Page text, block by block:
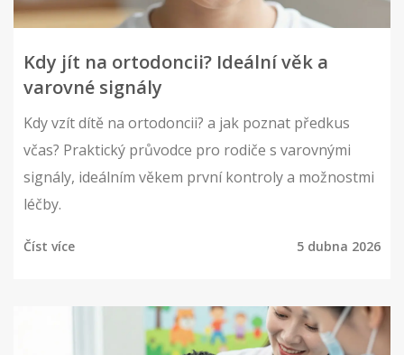
Kdy jít na ortodoncii? Ideální věk a
varovné signály
Kdy vzít dítě na ortodoncii? a jak poznat předkus
včas? Praktický průvodce pro rodiče s varovnými
signály, ideálním věkem první kontroly a možnostmi
léčby.
Číst více 5 dubna 2026